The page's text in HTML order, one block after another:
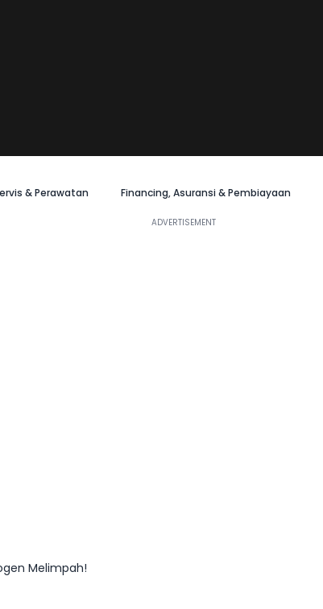
& Perawatan Financing, Asuransi & Pembiayaan
Melimpah!